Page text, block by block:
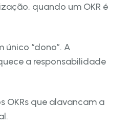
quando um OKR é
único “dono”. A
a responsabilidade
OKRs que alavancam a